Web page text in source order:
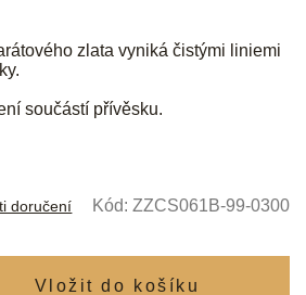
zlata vyniká čistými liniemi
součástí přívěsku.
doručení Kód: ZZCS061B-99-0300